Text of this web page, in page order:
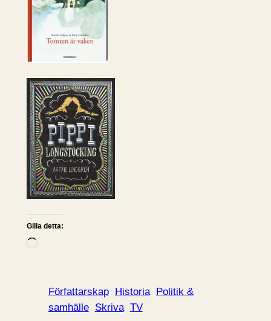
Gilla detta:
L
Författarskap Historia Politik &
samhälle Skriva TV